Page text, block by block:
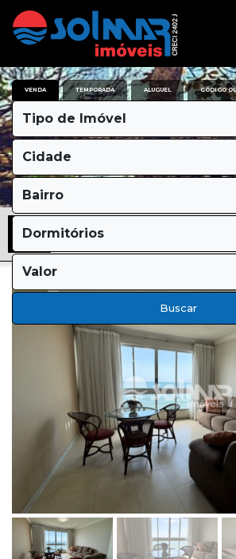
VENDA TEMPORADA ALUGUEL CÓDIGO
Tipo de Imóvel
Cidade
Bairro
Dormitórios
Valor
Buscar